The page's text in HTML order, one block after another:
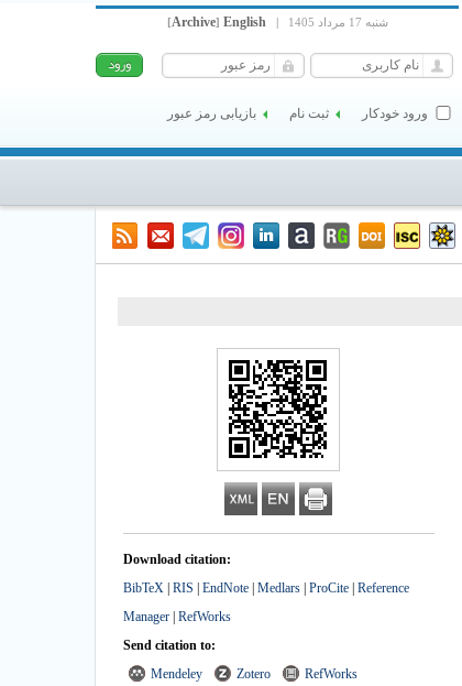
شنبه 17 مرداد 1405 |
English
[Archive]
ورود خودکار ثبت نام بازیابی رمز عبور
Download citation:
BibTeX RIS EndNote Medlars ProCite Reference
Manager RefWorks
Send citation to:
Mendeley
Zotero RefWorks